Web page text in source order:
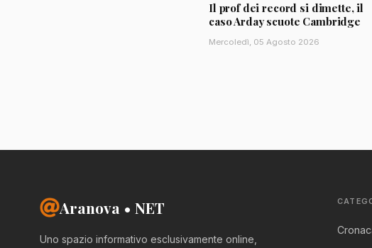
Il prof dei record si dimette, il
caso Arday scuote Cambridge
Mercoledì, 05 Agosto 2026
Aranova • NET
Uno spazio informativo esclusivamente online,